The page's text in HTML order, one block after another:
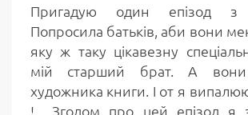
Пригадую один епізод з
Попросила батьків, аби вони
яку ж таку цікавезну
мій старший брат. А
художника книги. І от я
! Згодом про цей епізод я